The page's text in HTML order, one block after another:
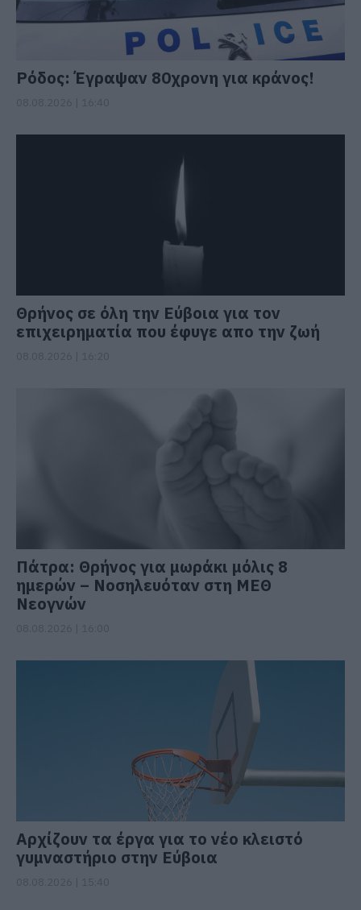
Ρόδος: Έγραψαν 80χρονη για κράνος!
Θρήνος σε όλη την Εύβοια για τον
επιχειρηματία που έφυγε απο την ζωή
Πάτρα: Θρήνος για μωράκι μόλις 8
ημερών – Νοσηλευόταν στη ΜΕΘ
Νεογνών
Αρχίζουν τα έργα για το νέο κλειστό
γυμναστήριο στην Εύβοια